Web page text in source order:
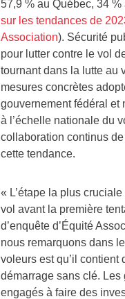
57,9 % au Québec, 34 %
sur les tendances de
Association). Sécurité
pour lutter contre le vol
tournant dans la lutte au
mesures concrètes
gouvernement fédéral et
à l’échelle nationale du
collaboration continus
cette tendance.
« L’étape la plus
vol avant la première
d’enquête d’Équité
nous remarquons dans
voleurs est qu’il
démarrage sans clé.
engagés à faire des